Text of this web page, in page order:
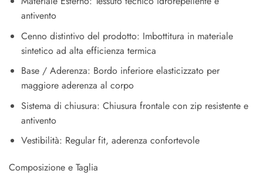
antivento
Cenno distintivo del prodotto: Imbottitura in materiale
sintetico ad alta efficienza termica
Base / Aderenza: Bordo inferiore elasticizzato per
maggiore aderenza al corpo
Sistema di chiusura: Chiusura frontale con zip resistente e
antivento
Vestibilità: Regular fit, aderenza confortevole
Composizione e Taglia